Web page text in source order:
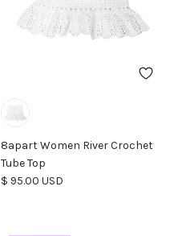
8apart Women River Crochet
Tube Top
Precio normal
$ 95.00 USD